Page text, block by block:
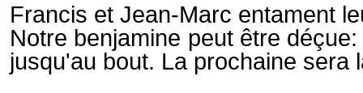
Francis et Jean-Marc entament
Notre benjamine peut être
jusqu'au bout. La prochaine sera